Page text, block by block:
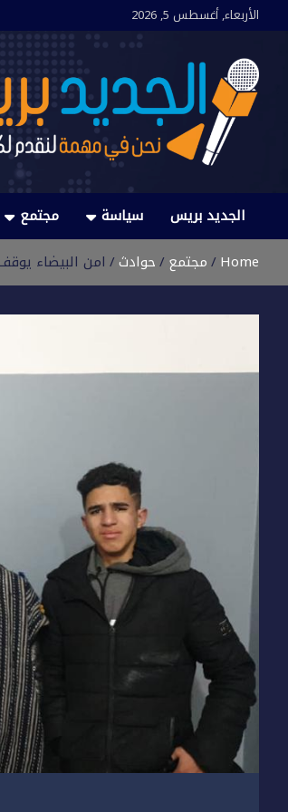
الأربعاء, أغسطس 5, 2026
الجديد بريس
الجديد بريس
سياسة مجتمع
Home مجتمع حوادث امن البيضاء يوقف 4 اشخاص عرضوا مستعملي الطريق للاعتداء والرشق